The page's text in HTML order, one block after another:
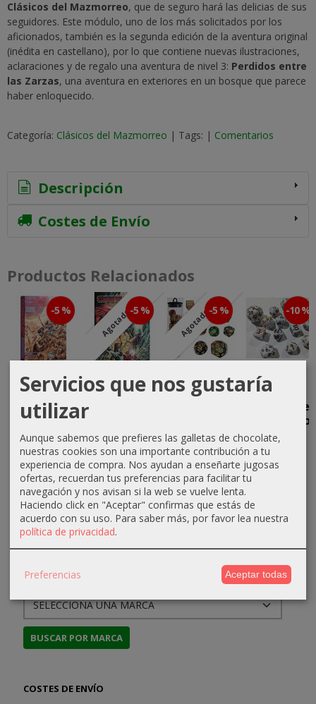
MARCAS
COSTES DE ENVÍO
Clásicos del Mazmorreo, que de seguro hará las delicias de sus
seguidores. Este módulo, uno de los más solicitados por los
aficionados, también es la segunda edición de la aventura original
(inédita en castellano), por lo que contiene nuevas ilustraciones,
aclaraciones y de regalo una aventura de nivel 3: Perdidos entre
las Zarzas, una aventura en exteriores en un bosque que parece
haber enloquecido.
Categoría: Clásicos del Mazmorreo | Tags: | Comentarios
Descripción
Costes de Envío
Productos Relacionados
-5 %
Clásicos del
Mazmorreo
- Peligro
en...
56,53 €
59,50 €
Agotado-5 %
Pack
Clásicos del
72,68 €
76,50 €
Agotado-5 %
Pack de
Dados
35,63 €
37,50 €
-10 %
Pack de
Dados
Clásicos del
33,75 €
37,50 €
Servicios que nos gustaría
utilizar
Aunque sabemos que prefieres las galletas de chocolate,
nuestras cookies son una importante contribución a tu
experiencia de compra. Nos ayudan a enseñarte jugosas
ofertas, recuerdan tus preferencias para facilitar tu
navegación y nos avisan si la web se vuelve lenta.
Haciendo click en "Aceptar" confirmas que estás de
acuerdo con su uso. Para saber más, por favor lea nuestra
política de privacidad.
Preferencias Aceptar todas